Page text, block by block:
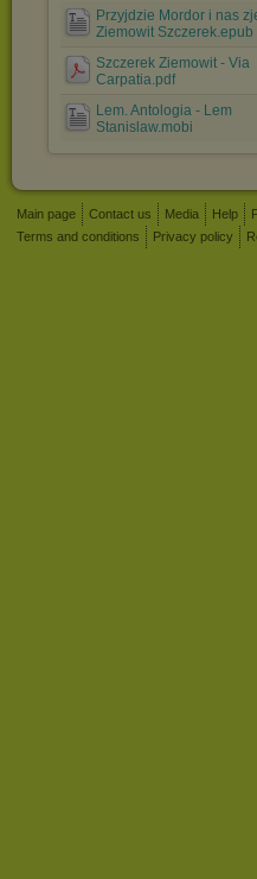
Przyjdzie Mordor i nas
Ziemowit Szczerek.epub
Szczerek Ziemowit - Via
Carpatia.pdf
Lem. Antologia - Lem
Stanislaw.mobi
Main page Contact us Media Help
Terms and conditions
Privacy policy